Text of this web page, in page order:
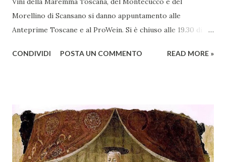
Morellino di Scansano si danno appuntamento alle
Anteprime Toscane e al ProWein. Si è chiuso alle 19.30 di
presso l’Hotel Regina di Vienna dalla società Wein & Kultur,
territorio maremmano: Consorzio Tutela Vini della
Maremma Toscana, del Montecucco e del Morellino di
Scansano. Scopo dell’iniziativa è stato quello di promuovere
le eccellenze vitivinicole della regione in Austria, un
CONDIVIDI POSTA UN COMMENTO READ MORE »